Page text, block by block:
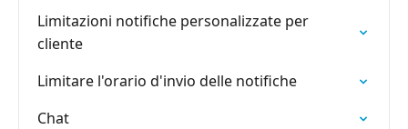
Limitazioni notifiche personalizzate per
cliente
Limitare l'orario d'invio delle notifiche
Chat